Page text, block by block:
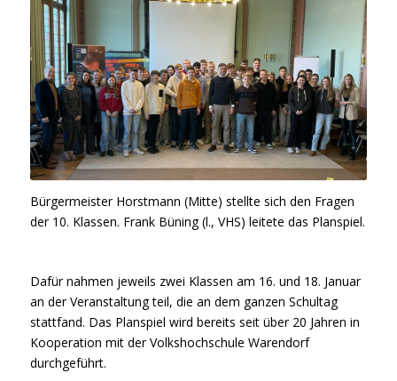
Bürgermeister Horstmann (Mitte) stellte sich den Fragen
der 10. Klassen. Frank Büning (l., VHS) leitete das Planspiel.
Dafür nahmen jeweils zwei Klassen am 16. und 18. Januar
an der Veranstaltung teil, die an dem ganzen Schultag
stattfand. Das Planspiel wird bereits seit über 20 Jahren in
Kooperation mit der Volkshochschule Warendorf
durchgeführt.